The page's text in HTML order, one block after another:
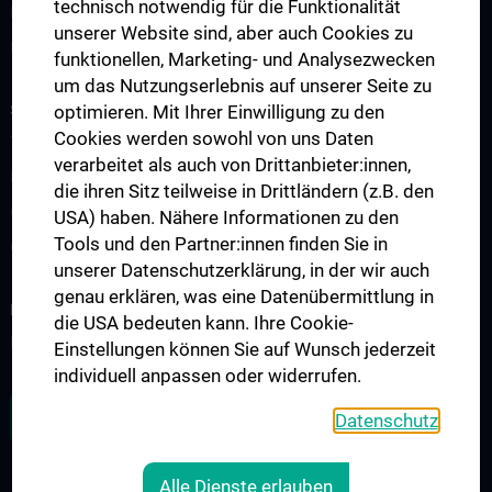
Information for patients
Information for referring physicians
STUDIES, TRAINING AND FURTHER EDUCATION
Teaching and continuing education
Medicine N202
Observer- und Fellowships
Contact
RESEARCH
Research focuses
technisch notwendig für die Funktionalität
unserer Website sind, aber auch Cookies zu
funktionellen, Marketing- und Analysezwecken
um das Nutzungserlebnis auf unserer Seite zu
optimieren. Mit Ihrer Einwilligung zu den
Cookies werden sowohl von uns Daten
verarbeitet als auch von Drittanbieter:innen,
die ihren Sitz teilweise in Drittländern (z.B. den
USA) haben. Nähere Informationen zu den
Tools und den Partner:innen finden Sie in
unserer Datenschutzerklärung, in der wir auch
genau erklären, was eine Datenübermittlung in
die USA bedeuten kann. Ihre Cookie-
Einstellungen können Sie auf Wunsch jederzeit
individuell anpassen oder widerrufen.
Datenschutz
Alle Dienste erlauben